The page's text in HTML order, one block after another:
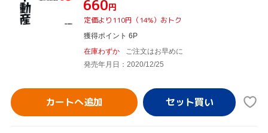
¥660円
定価より110円（14%）おトク
獲得ポイント 6P
在庫わずか
ご注文はお早めに
発売年月日：2020/12/25
カートへ追加